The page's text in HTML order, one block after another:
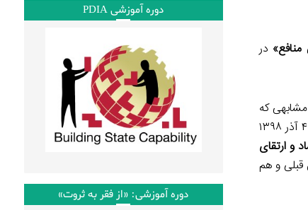
در
با موضوع مشابهی که
) در تاریخ ۴ آذر ۱۳۹۸
و ارتقای
مجلس قبلی و هم
دوره آموزشی PDIA
دوره آموزشی: «از فقر به ثروت»